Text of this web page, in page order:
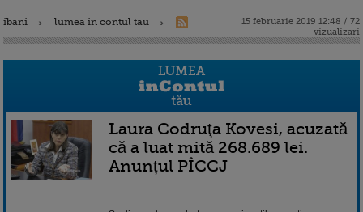
ibani lumea in contul tau
15 februarie 2019 12:48 / 72
vizualizari
Laura Codruţa Kovesi, acuzată
că a luat mită 268.689 lei.
Anunțul PÎCCJ